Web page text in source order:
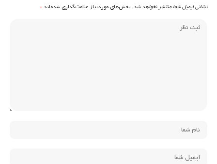
نشانی ایمیل شما منتشر نخواهد شد. بخش‌های موردنیاز علامت‌گذاری شده‌اند*